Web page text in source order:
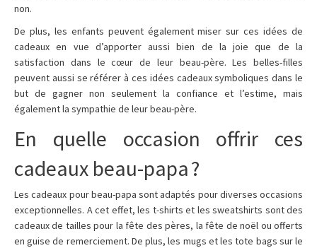
non.
De plus, les enfants peuvent également miser sur ces idées de
cadeaux en vue d’apporter aussi bien de la joie que de la
satisfaction dans le cœur de leur beau-père. Les belles-filles
peuvent aussi se référer à ces idées cadeaux symboliques dans le
but de gagner non seulement la confiance et l’estime, mais
également la sympathie de leur beau-père.
En quelle occasion offrir ces
cadeaux beau-papa ?
Les cadeaux pour beau-papa sont adaptés pour diverses occasions
exceptionnelles. A cet effet, les t-shirts et les sweatshirts sont des
cadeaux de tailles pour la fête des pères, la fête de noël ou offerts
en guise de remerciement. De plus, les mugs et les tote bags sur le